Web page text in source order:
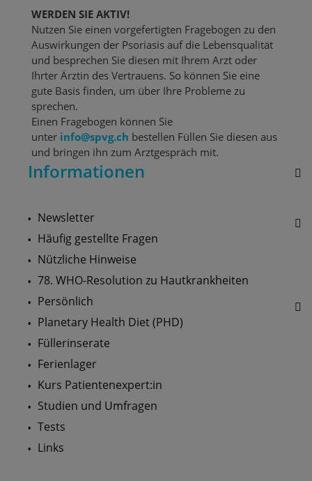
WERDEN SIE AKTIV!
Nutzen Sie einen vorgefertigten Fragebogen zu den
Auswirkungen der Psoriasis auf die Lebensqualität
und besprechen Sie diesen mit Ihrem Arzt oder
Ihrter Ärztin des Vertrauens. So können Sie eine
gute Basis finden, um über Ihre Probleme zu
sprechen.
Einen Fragebogen können Sie
unter info@spvg.ch bestellen Füllen Sie diesen aus
und bringen ihn zum Arztgespräch mit.
Informationen
Newsletter
Häufig gestellte Fragen
Nützliche Hinweise
78. WHO-Resolution zu Hautkrankheiten
Persönlich
Planetary Health Diet (PHD)
Füllerinserate
Ferienlager
Kurs Patientenexpert:in
Studien und Umfragen
Tests
Links